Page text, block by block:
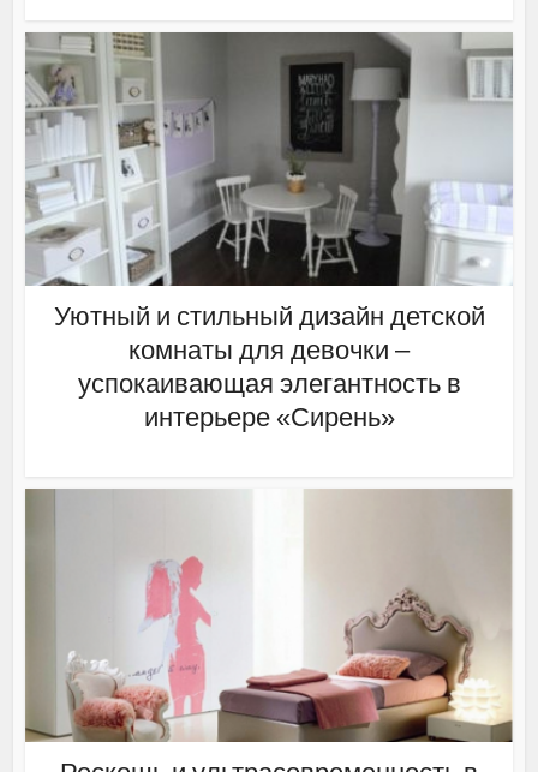
Уютный и стильный дизайн детской
комнаты для девочки –
успокаивающая элегантность в
интерьере «Сирень»